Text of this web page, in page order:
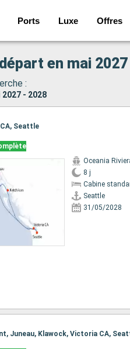
Ports Luxe Offres
en mai
:
- 2028
Seattle
Oceania
8 j
Cabine
Seattle
31/05/2028
Juneau, Klawock, Victoria CA,